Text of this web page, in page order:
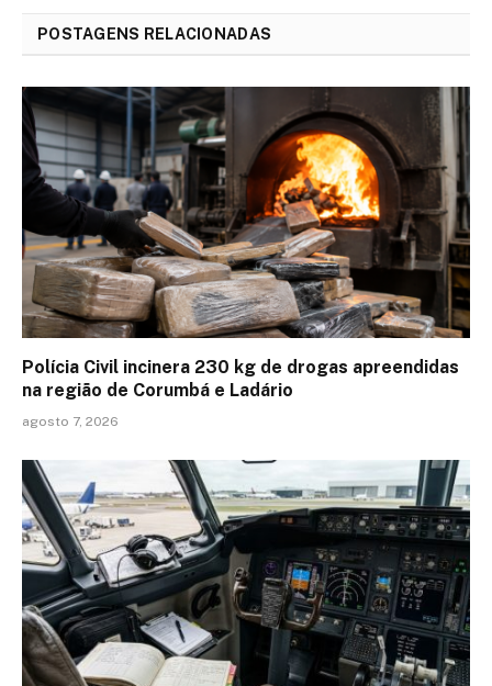
POSTAGENS RELACIONADAS
Polícia Civil incinera 230 kg de drogas apreendidas
na região de Corumbá e Ladário
agosto 7, 2026